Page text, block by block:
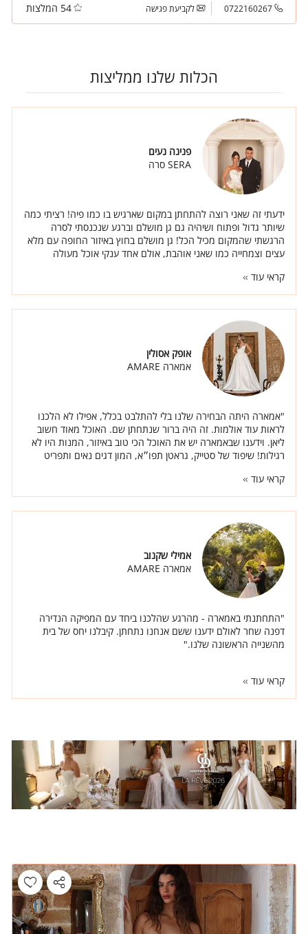
שמלת חלומותיך...
0722160267 לקביעת פגישה 54 המלצות
הכלות שלנו ממליצות
פנינה נעים
SERA סרה
ידעתי זה שאני רוצה להתחתן במקום שארגיש בו כמו פיה! רציתי כמה
שיותר גדול ופתוח ושיהיה גם גן מושלם וברגע שנכנסתי לסרה
הרגשתי שהמקום מכיל הכל! גן מושלם בחוץ באיזור החופה עם מלא
עצים וצמחייה כמו שאני אוהבת, אולם אחד ענקי אוכל מעולה
קראי עוד
אופק אסולין
אמארה AMARE
"אמארה היתה הבחירה שלנו בלי להתלבט בכלל, אפילו לא הלכנו
לראות עוד אולמות. זה היה ברור שנתחתן שם. האוכל מאוד חשוב
ליאן. וידענו שבאמארה יש את האוכל הכי טוב באיזור, המנות היו לא
רגילות! שיפוד של סטייק, גראטן תפו״א, המון דגים נאים ותפריט
קראי עוד
אמילי שקנוב
אמארה AMARE
"התחתנתי באמארה - מהרגע שהלכנו ביחד עם המפיקה הנדירה
דפנה שחר לאולם ידענו ששם אנחנו נתחתן. קיבלנו יחס של בית
מהשנייה הראשונה שלנו."
קראי עוד